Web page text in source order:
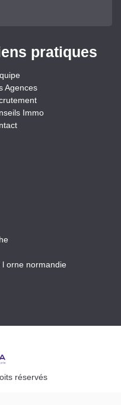
pratiques
Agences
Immo
orne normandie
réservés